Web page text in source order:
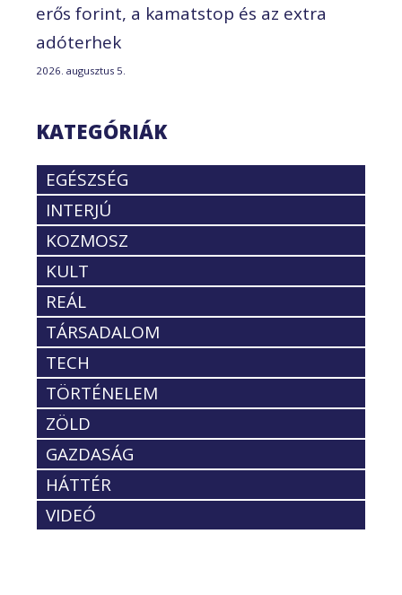
erős forint, a kamatstop és az extra
adóterhek
2026. augusztus 5.
KATEGÓRIÁK
EGÉSZSÉG
INTERJÚ
KOZMOSZ
KULT
REÁL
TÁRSADALOM
TECH
TÖRTÉNELEM
ZÖLD
GAZDASÁG
HÁTTÉR
VIDEÓ